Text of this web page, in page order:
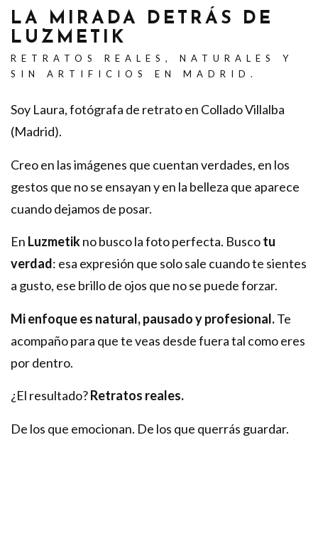
LA MIRADA DETRÁS DE
LUZMETIK
RETRATOS REALES, NATURALES Y
SIN ARTIFICIOS EN MADRID.
Soy Laura, fotógrafa de retrato en Collado Villalba
(Madrid).
Creo en las imágenes que cuentan verdades, en los
gestos que no se ensayan y en la belleza que aparece
cuando dejamos de posar.
En Luzmetikno busco la foto perfecta. Buscotu
verdad: esa expresión que solo sale cuando te sientes
a gusto, ese brillo de ojos que no se puede forzar.
Mi enfoque es natural, pausado y profesional.Te
acompaño para que te veas desde fuera tal como eres
por dentro.
¿El resultado?Retratos reales.
De los que emocionan. De los que querrás guardar.